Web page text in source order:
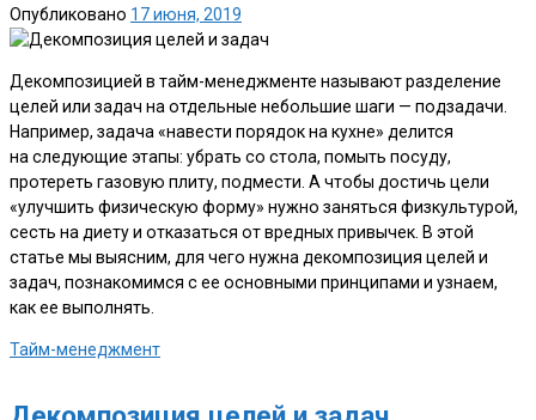
Опубликовано 17 июня, 2019
Декомпозицией в тайм-менеджменте называют разделение
целей или задач на отдельные небольшие шаги — подзадачи.
Например, задача «навести порядок на кухне» делится
на следующие этапы: убрать со стола, помыть посуду,
протереть газовую плиту, подмести. А чтобы достичь цели
«улучшить физическую форму» нужно заняться физкультурой,
сесть на диету и отказаться от вредных привычек. В этой
статье мы выясним, для чего нужна декомпозиция целей и
задач, познакомимся с ее основными принципами и узнаем,
как ее выполнять.
Тайм-менеджмент